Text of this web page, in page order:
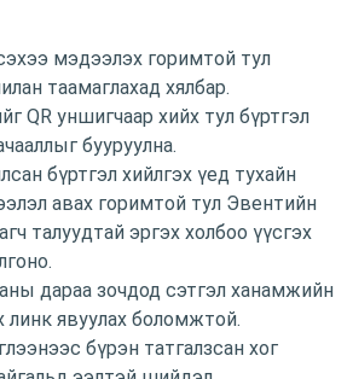
мэдээлэх горимтой тул
таамаглахад хялбар.
QR уншигчаар хийх тул бүртгэл
бууруулна.
бүртгэл хийлгэх үед тухайн
авах горимтой тул Эвентийн
талуудтай эргэх холбоо үүсгэх
дараа зочдод сэтгэл ханамжийн
линк явуулах боломжтой.
бүрэн татгалзсан хог